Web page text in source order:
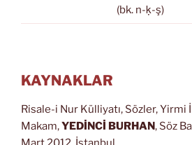
(bk. n-ḳ-ş)
KAYNAKLAR
Risale-i Nur Külliyatı, Sözler, Yirmi
Makam,YEDİNCİ BURHAN, Söz